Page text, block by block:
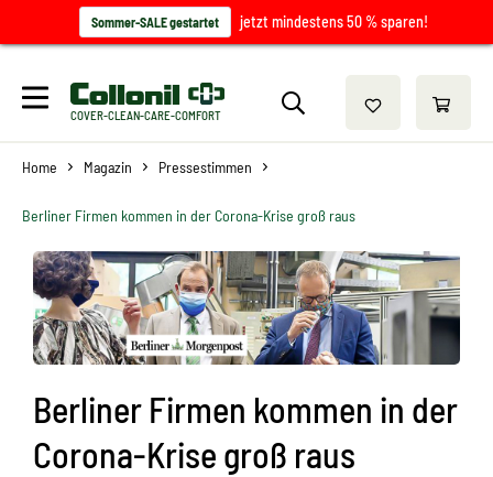
Sommer-SALE gestartet jetzt mindestens 50 % sparen!
COVER-CLEAN-CARE-COMFORT
Home Magazin Pressestimmen
Berliner Firmen kommen in der Corona-Krise groß raus
Berliner Firmen kommen in der
Corona-Krise groß raus